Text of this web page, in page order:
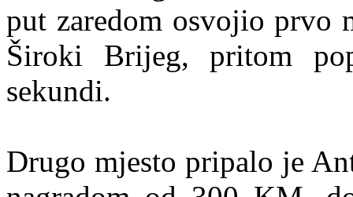
put zaredom osvojio prvo
Široki Brijeg, pritom
sekundi.
Drugo mjesto pripalo je